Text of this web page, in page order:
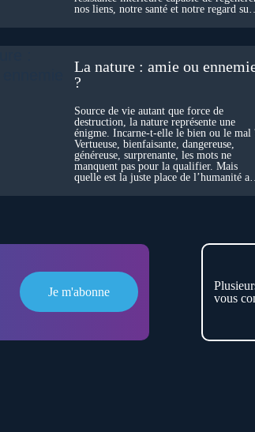
nos liens, notre santé et notre regard sur
La nature : amie ou
?
Source de vie autant que force de
destruction, la nature représente une
énigme. Incarne-t-elle le bien ou le mal
Vertueuse, bienfaisante, dangereuse,
généreuse, surprenante, les mots ne
manquent pas pour la qualifier. Mais
quelle est la juste place de l’humanité au
Je m'abonne
vous